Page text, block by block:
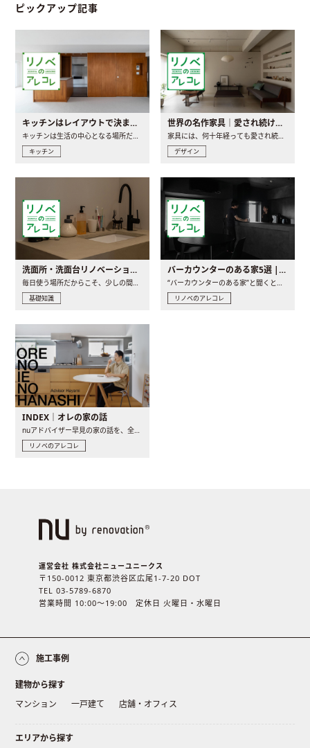
ピックアップ記事
キッチンはレイアウトで決まる。後悔しないための考え方と選び方
キッチンは生活の中心となる場所だからこそ、家の中のどこに置..
キッチン
世界の名作家具｜愛され続ける理由と一生モノとの出会い方
家具には、何十年経っても愛され続ける「名作」と呼ばれるもの..
デザイン
洗面所・洗面台リノベーションの事例と間取りアイデア
毎日使う場所だからこそ、少しの間取りの工夫や素材の選び方で..
基礎知識
バーカウンターのある家5選 | 日常に馴染む“距離の近い”キッチンとは
“バーカウンターのある家”と聞くと、少し特別な、大人のための..
リノベのアレコレ
INDEX｜オレの家の話
nuアドバイザー早見の家の話を、全4話でお届け。リノベーションを..
リノベのアレコレ
運営会社 株式会社ニューユニークス
〒150-0012 東京都渋谷区広尾1-7-20 DOT
TEL 03-5789-6870
営業時間 10:00〜19:00 定休日 火曜日・水曜日
施工事例
建物から探す
マンション
一戸建て 店舗・オフィス
エリアから探す